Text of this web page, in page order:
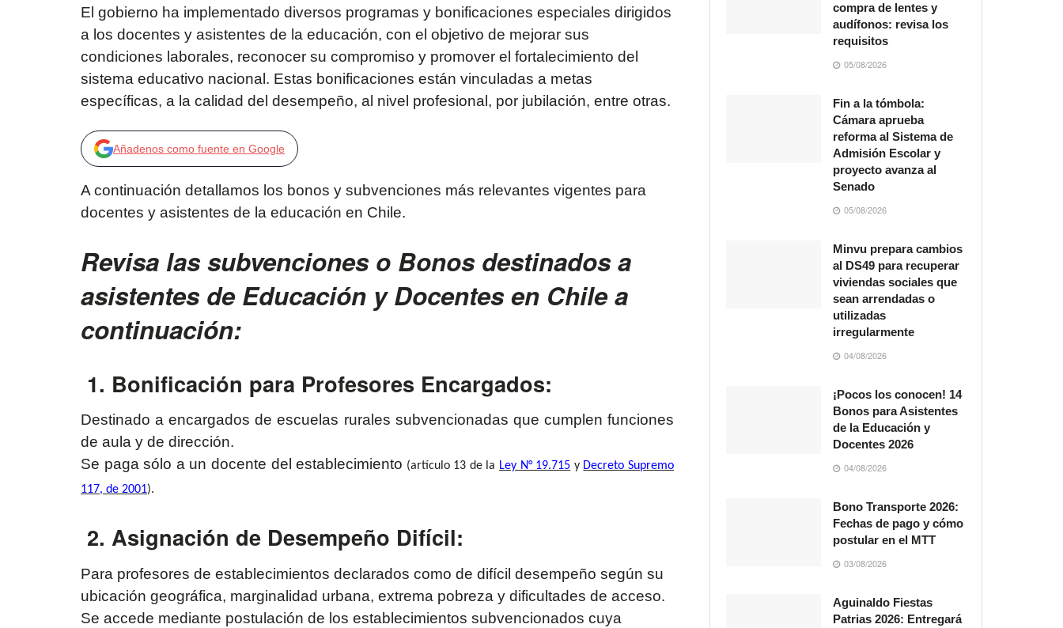
El gobierno ha implementado diversos programas y bonificaciones especiales dirigidos
a los docentes y asistentes de la educación, con el objetivo de mejorar sus
condiciones laborales, reconocer su compromiso y promover el fortalecimiento del
sistema educativo nacional. Estas bonificaciones están vinculadas a metas
específicas, a la calidad del desempeño, al nivel profesional, por jubilación, entre otras.
Añadenos como fuente en Google
A continuación detallamos los bonos y subvenciones más relevantes vigentes para
docentes y asistentes de la educación en Chile.
Revisa las subvenciones o Bonos destinados a
asistentes de Educación y Docentes en Chile a
continuación:
1. Bonificación para Profesores Encargados:
Destinado a encargados de escuelas rurales subvencionadas que cumplen funciones
de aula y de dirección.
Se paga sólo a un docente del establecimiento (artículo 13 de la Ley N° 19.715 y Decreto Supremo
117, de 2001).
2. Asignación de Desempeño Difícil:
Para profesores de establecimientos declarados como de difícil desempeño según su
ubicación geográfica, marginalidad urbana, extrema pobreza y dificultades de acceso.
Se accede mediante postulación de los establecimientos subvencionados cuya
compra de lentes y
audífonos: revisa los
requisitos
05/08/2026
Fin a la tómbola:
Cámara aprueba
reforma al Sistema de
Admisión Escolar y
proyecto avanza al
Senado
05/08/2026
Minvu prepara cambios
al DS49 para recuperar
viviendas sociales que
sean arrendadas o
utilizadas
irregularmente
04/08/2026
¡Pocos los conocen! 14
Bonos para Asistentes
de la Educación y
Docentes 2026
04/08/2026
Bono Transporte 2026:
Fechas de pago y cómo
postular en el MTT
03/08/2026
Aguinaldo Fiestas
Patrias 2026: Entregará